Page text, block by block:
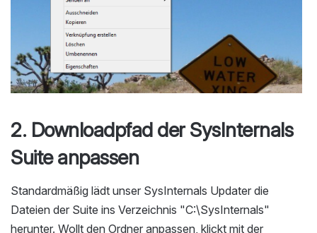
2. Downloadpfad der SysInternals
Suite anpassen
Standardmäßig lädt unser SysInternals Updater die
Dateien der Suite ins Verzeichnis "C:\SysInternals"
herunter. Wollt den Ordner anpassen, klickt mit der